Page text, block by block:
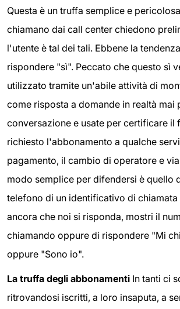
Questa è un truffa semplice e
chiamano dai call center chiedono
l'utente è tal dei tali. Ebbene la
rispondere "sì". Peccato che questo sì
utilizzato tramite un'abile attività di
come risposta a domande in realtà mai
conversazione e usate per certificare il
richiesto l'abbonamento a qualche
pagamento, il cambio di operatore e
modo semplice per difendersi è quello
telefono di un identificativo di chiamata
ancora che noi si risponda, mostri il
chiamando oppure di rispondere "Mi
oppure "Sono io".
La truffa degli abbonamenti In tanti ci
ritrovandosi iscritti, a loro insaputa, a